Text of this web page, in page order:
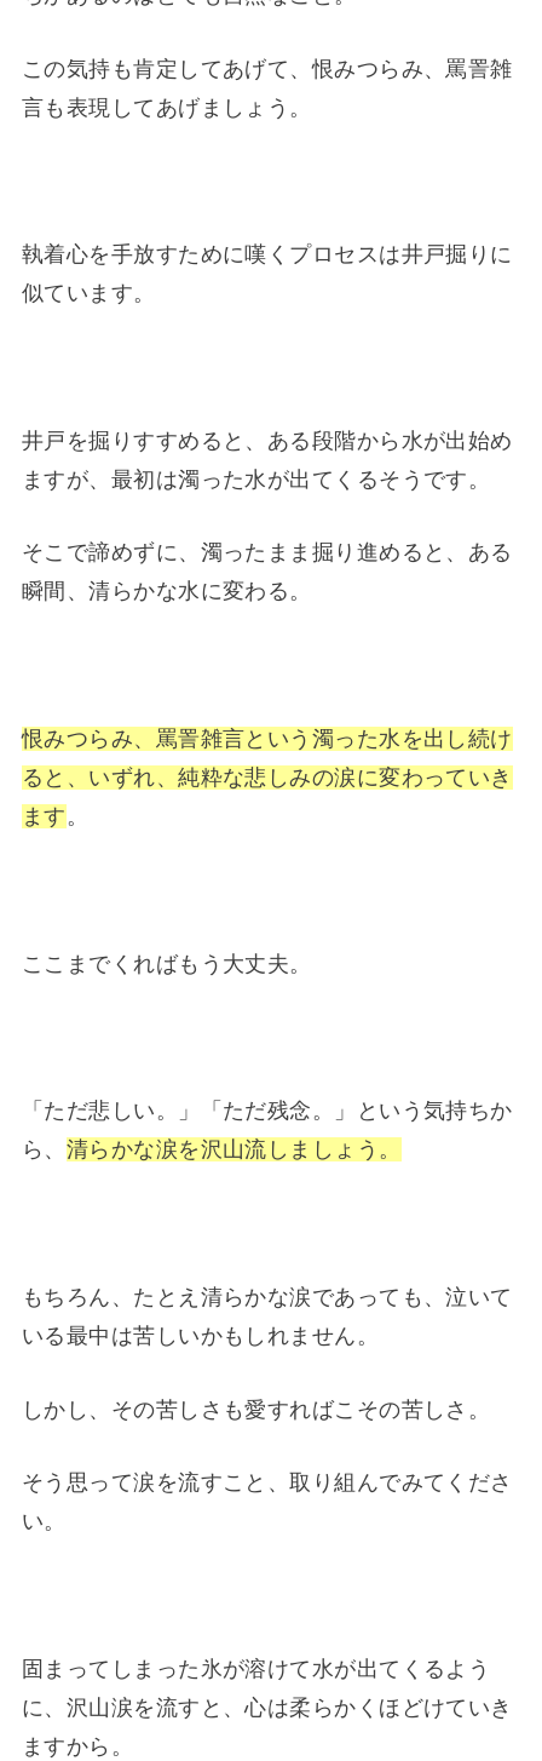
この気持も肯定してあげて、恨みつらみ、罵詈雑
言も表現してあげましょう。
執着心を手放すために嘆くプロセスは井戸掘りに
似ています。
井戸を掘りすすめると、ある段階から水が出始め
ますが、最初は濁った水が出てくるそうです。
そこで諦めずに、濁ったまま掘り進めると、ある
瞬間、清らかな水に変わる。
恨みつらみ、罵詈雑言という濁った水を出し続け
ると、いずれ、純粋な悲しみの涙に変わっていき
ます。
ここまでくればもう大丈夫。
「ただ悲しい。」「ただ残念。」という気持ちか
ら、 清らかな涙を沢山流しましょう。
もちろん、たとえ清らかな涙であっても、泣いて
いる最中は苦しいかもしれません。
しかし、その苦しさも愛すればこその苦しさ。
そう思って涙を流すこと、取り組んでみてくださ
い。
固まってしまった氷が溶けて水が出てくるよう
に、沢山涙を流すと、心は柔らかくほどけていき
ますから。